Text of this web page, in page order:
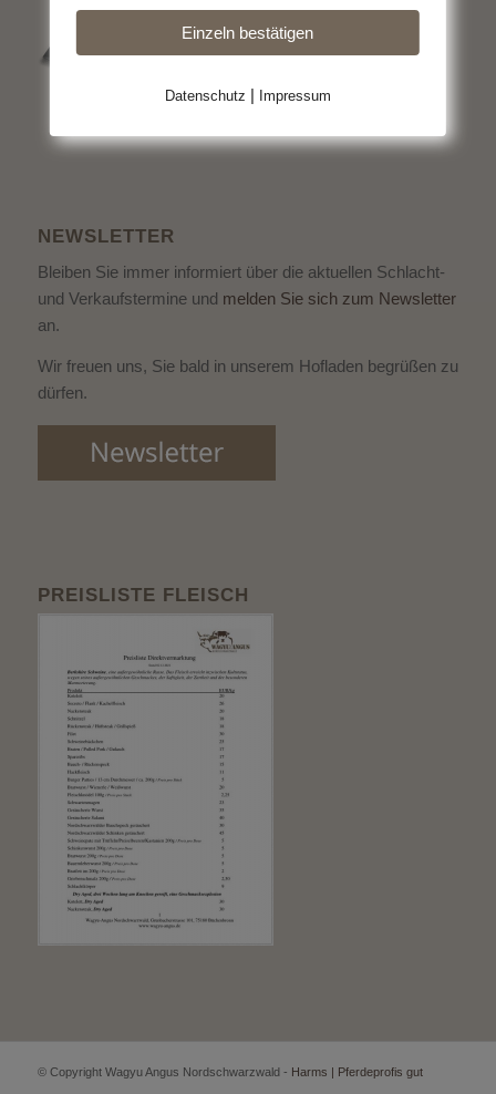
NEWSLETTER
Bleiben Sie immer informiert über die aktuellen Schlacht-
und Verkaufstermine und melden Sie sich zum Newsletter
an.
Wir freuen uns, Sie bald in unserem Hofladen begrüßen zu
dürfen.
PREISLISTE FLEISCH
© Copyright Wagyu Angus Nordschwarzwald - Harms | Pferdeprofis gut
Einzeln bestätigen
Datenschutz | Impressum